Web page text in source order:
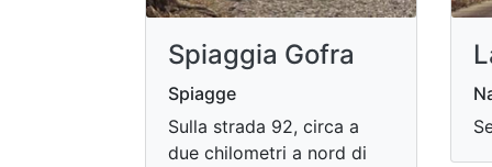
Spiaggia Gofra
Spiagge
Sulla strada 92, circa a
due chilometri a nord di